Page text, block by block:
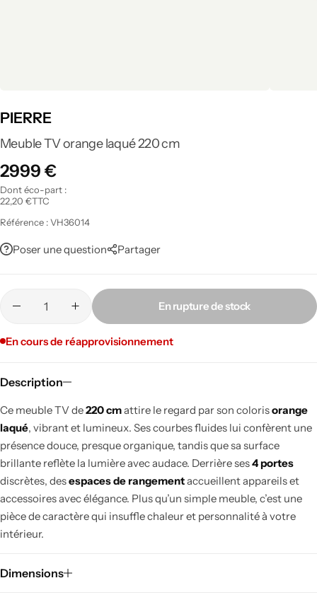
PIERRE
Meuble TV orange laqué 220 cm
2999 €
Dont éco-part :
22,20 €TTC
Référence : VH36014
Poser une question Partager
En rupture de stock
En cours de réapprovisionnement
Description
Ce meuble TV de220 cmattire le regard par son colorisorange
laqué, vibrant et lumineux. Ses courbes fluides lui confèrent une
présence douce, presque organique, tandis que sa surface
brillante reflète la lumière avec audace. Derrière ses4 portes
discrètes, desespaces de rangementaccueillent appareils et
accessoires avec élégance. Plus qu’un simple meuble, c’est une
pièce de caractère qui insuffle chaleur et personnalité à votre
intérieur.
Dimensions